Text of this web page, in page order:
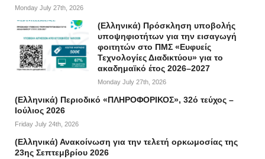
Monday July 27th, 2026
(Ελληνικά) Πρόσκληση υποβολής
υποψηφιοτήτων για την εισαγωγή
φοιτητών στο ΠΜΣ «Ευφυείς
Τεχνολογίες Διαδικτύου» για το
ακαδημαϊκό έτος 2026–2027
Monday July 27th, 2026
(Ελληνικά) Περιοδικό «ΠΛΗΡΟΦΟΡΙΚΟΣ», 32ό τεύχος –
Ιούλιος 2026
Friday July 24th, 2026
(Ελληνικά) Ανακοίνωση για την τελετή ορκωμοσίας της
23ης Σεπτεμβρίου 2026